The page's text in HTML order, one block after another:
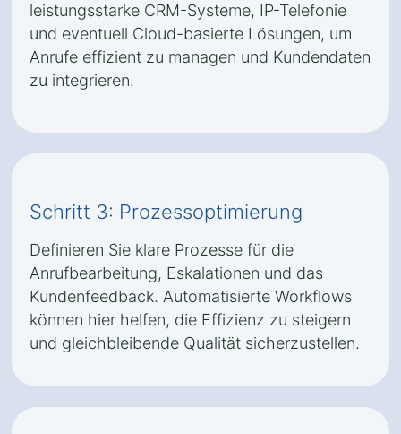
leistungsstarke CRM-Systeme, IP-Telefonie
und eventuell Cloud-basierte Lösungen, um
Anrufe effizient zu managen und Kundendaten
zu integrieren.
Schritt 3: Prozessoptimierung
Definieren Sie klare Prozesse für die
Anrufbearbeitung, Eskalationen und das
Kundenfeedback. Automatisierte Workflows
können hier helfen, die Effizienz zu steigern
und gleichbleibende Qualität sicherzustellen.